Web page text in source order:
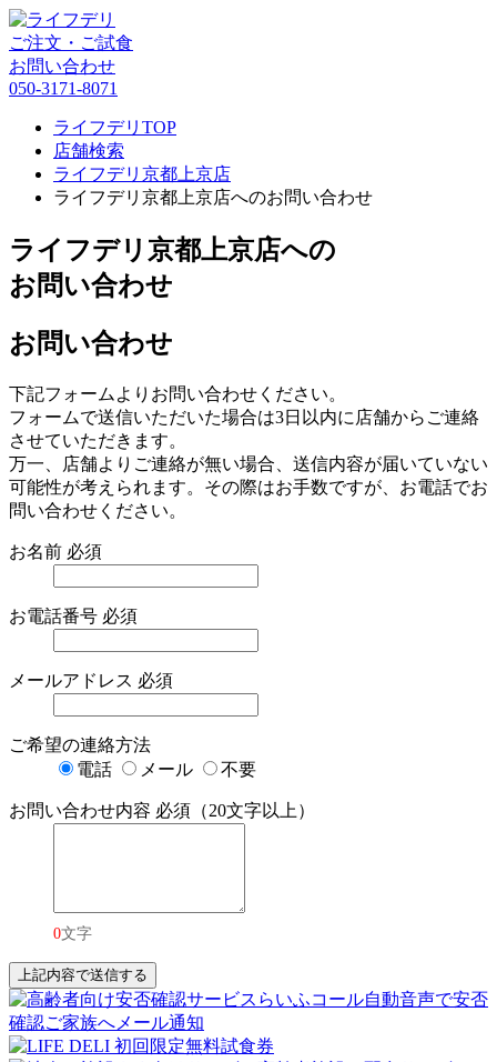
ご注文・ご試食
お問い合わせ
050-3171-8071
ライフデリTOP
店舗検索
ライフデリ京都上京店
ライフデリ京都上京店へのお問い合わせ
ライフデリ京都上京店への
お問い合わせ
お問い合わせ
下記フォームよりお問い合わせください。
フォームで送信いただいた場合は3日以内に店舗からご連絡
させていただきます。
万一、店舗よりご連絡が無い場合、送信内容が届いていない
可能性が考えられます。その際はお手数ですが、お電話でお
問い合わせください。
お名前 必須
お電話番号 必須
メールアドレス 必須
ご希望の連絡方法
電話
メール 不要
お問い合わせ内容 必須（20文字以上）
0文字
上記内容で送信する